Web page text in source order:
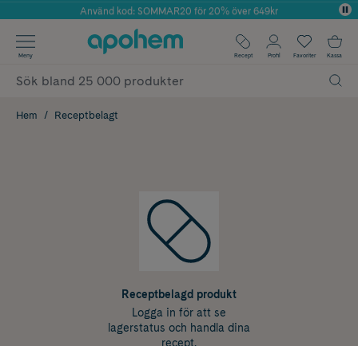
Årets Butik 2025 inom Skönhet
Använd kod: SOMMAR20 för 20% över 649kr
✓ Fri frakt
✓ Poäng på alla köp*
Meny Recept Profil Favoriter Kassa
Hem Receptbelagt
Receptbelagd produkt
Logga in för att se
lagerstatus och handla dina
recept.